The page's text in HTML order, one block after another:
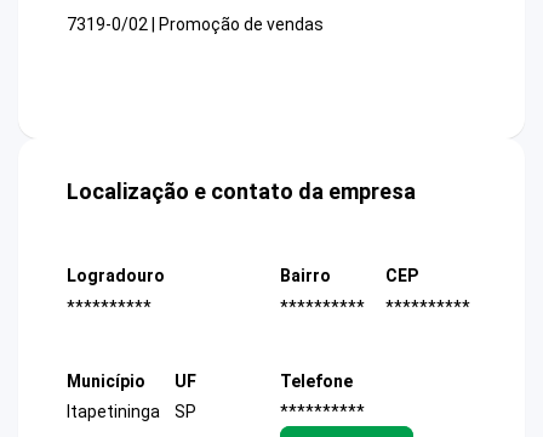
7319-0/02 | Promoção de vendas
Localização e contato da empresa
Logradouro
**********
Bairro
**********
CEP
**********
Município
Itapetininga
UF
SP
Telefone
**********